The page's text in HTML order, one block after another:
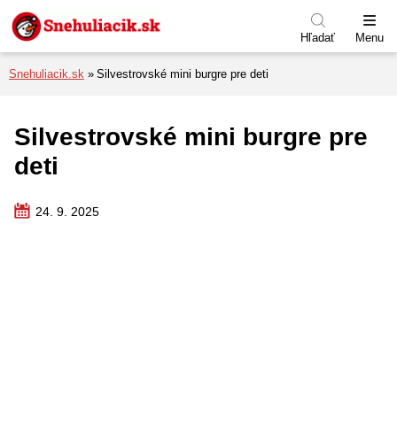
Preskočiť na menu
Preskočiť na obsah
Preskočiť na pätu
Hľadať Menu
Snehuliacik.sk Silvestrovské mini burgre pre deti
Silvestrovské mini burgre pre
deti
24. 9. 2025